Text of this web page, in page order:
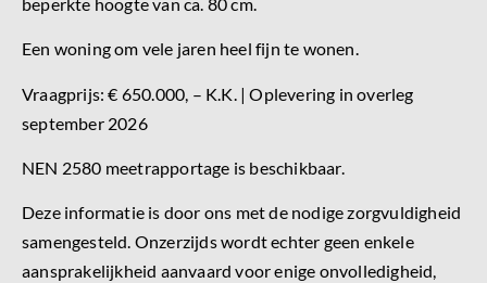
Een woning om vele jaren heel fijn te wonen.
Vraagprijs: € 650.000, – K.K. | Oplevering in overleg
september 2026
NEN 2580 meetrapportage is beschikbaar.
Deze informatie is door ons met de nodige zorgvuldigheid
samengesteld. Onzerzijds wordt echter geen enkele
aansprakelijkheid aanvaard voor enige onvolledigheid,